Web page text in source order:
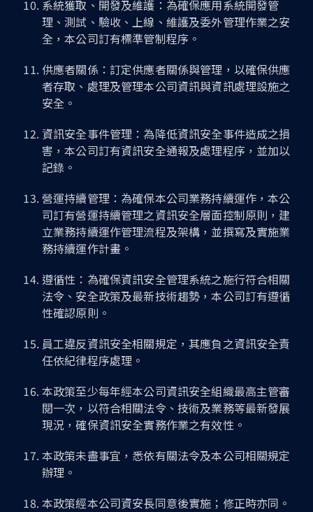
系統獲取、開發及維護：為確保應用系統開發管
理、測試、驗收、上線、維護及委外管理作業之安
全，本公司訂有標準管制程序。
供應者關係：訂定供應者關係與管理，以確保供應
者存取、處理及管理本公司資訊與資訊處理設施之
安全。
資訊安全事件管理：為降低資訊安全事件造成之損
害，本公司訂有資訊安全通報及處理程序，並加以
記錄。
營運持續管理：為確保本公司業務持續運作，本公
司訂有營運持續管理之資訊安全層面控制原則，建
立業務持續運作管理流程及架構，並撰寫及實施業
務持續運作計畫。
遵循性：為確保資訊安全管理系統之施行符合相關
法令、安全政策及最新技術趨勢，本公司訂有遵循
性確認原則。
員工違反資訊安全相關規定，其應負之資訊安全責
任依紀律程序處理。
本政策至少每年經本公司資訊安全組織最高主管審
閱一次，以符合相關法令、技術及業務等最新發展
現況，確保資訊安全實務作業之有效性。
本政策未盡事宜，悉依有關法令及本公司相關規定
辦理。
本政策經本公司資安長同意後實施；修正時亦同。